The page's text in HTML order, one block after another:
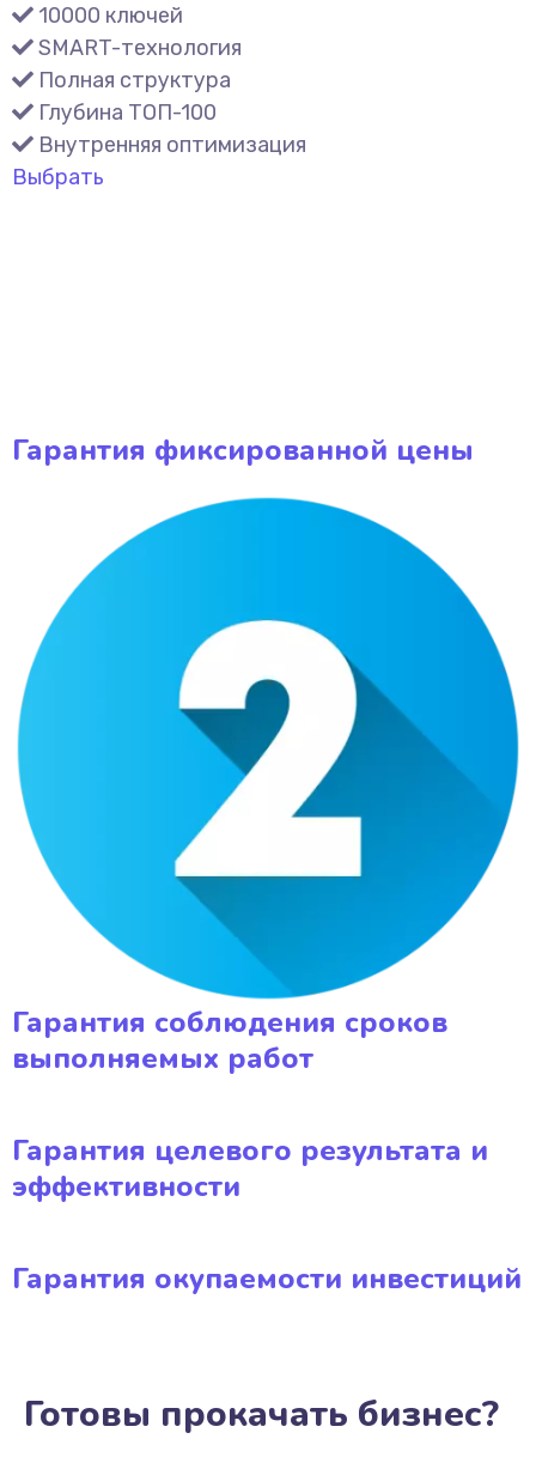
10000 ключей
SMART-технология
Полная структура
Глубина ТОП-100
Внутренняя оптимизация
Выбрать
Гарантия фиксированной цены
Гарантия соблюдения сроков
выполняемых работ
Гарантия целевого результата и
эффективности
Гарантия окупаемости инвестиций
Готовы прокачать бизнес?